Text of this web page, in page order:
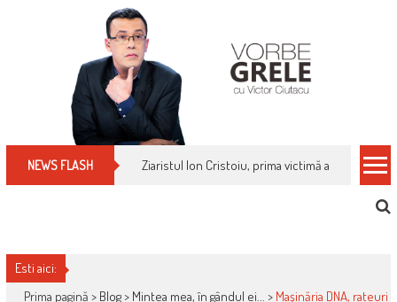
NEWS FLASH Ziaristul Ion Cristoiu, prima victimă a noi
Esti aici:
Prima pagină > Blog> Mintea mea, în gândul ei... > Maşinăria DNA, rateuri